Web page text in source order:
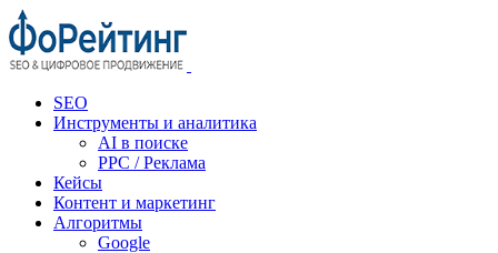
SEO
Инструменты и аналитика
AI в поиске
PPC / Реклама
Кейсы
Контент и маркетинг
Алгоритмы
Google